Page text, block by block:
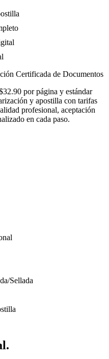
Certificada de Documentos
por página y estándar
y apostilla con tarifas
profesional, aceptación
en cada paso.
Sellada